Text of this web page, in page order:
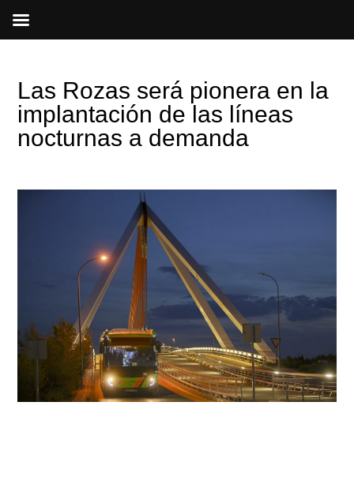
Las Rozas será pionera en la
implantación de las líneas
nocturnas a demanda